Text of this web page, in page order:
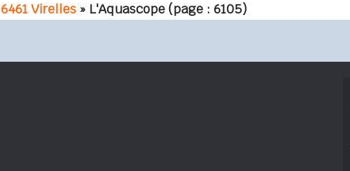
6461 Virelles » L'Aquascope(page : 6105)